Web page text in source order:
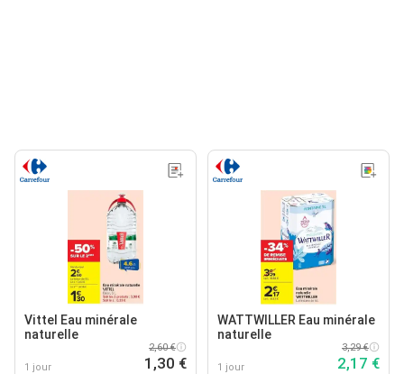
Vittel Eau minérale
naturelle
1 jour
2,60 €
1,30 €
WATTWILLER Eau minérale
naturelle
1 jour
3,29 €
2,17 €